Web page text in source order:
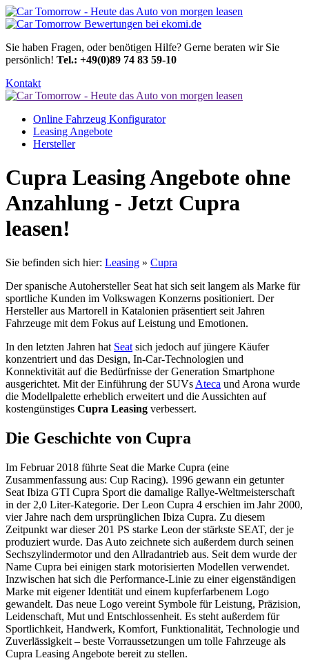
Sie haben Fragen, oder benötigen Hilfe? Gerne beraten wir Sie
persönlich! Tel.: +49(0)89 74 83 59-10
Kontakt
Online Fahrzeug Konfigurator
Leasing Angebote
Hersteller
Cupra Leasing Angebote ohne
Anzahlung - Jetzt Cupra
leasen!
Sie befinden sich hier: Leasing » Cupra
Der spanische Autohersteller Seat hat sich seit langem als Marke für
sportliche Kunden im Volkswagen Konzerns positioniert. Der
Hersteller aus Martorell in Katalonien präsentiert seit Jahren
Fahrzeuge mit dem Fokus auf Leistung und Emotionen.
In den letzten Jahren hat Seat sich jedoch auf jüngere Käufer
konzentriert und das Design, In-Car-Technologien und
Konnektivität auf die Bedürfnisse der Generation Smartphone
ausgerichtet. Mit der Einführung der SUVs Ateca und Arona wurde
die Modellpalette erheblich erweitert und die Aussichten auf
kostengünstiges Cupra Leasing verbessert.
Die Geschichte von Cupra
Im Februar 2018 führte Seat die Marke Cupra (eine
Zusammenfassung aus: Cup Racing). 1996 gewann ein getunter
Seat Ibiza GTI Cupra Sport die damalige Rallye-Weltmeisterschaft
in der 2,0 Liter-Kategorie. Der Leon Cupra 4 erschien im Jahr 2000,
vier Jahre nach dem ursprünglichen Ibiza Cupra. Zu diesem
Zeitpunkt war dieser 201 PS starke Leon der stärkste SEAT, der je
produziert wurde. Das Auto zeichnete sich außerdem durch seinen
Sechszylindermotor und den Allradantrieb aus. Seit dem wurde der
Name Cupra bei einigen stark motorisierten Modellen verwendet.
Inzwischen hat sich die Performance-Linie zu einer eigenständigen
Marke mit eigener Identität und einem kupferfarbenem Logo
gewandelt. Das neue Logo vereint Symbole für Leistung, Präzision,
Leidenschaft, Mut und Entschlossenheit. Es steht außerdem für
Sportlichkeit, Handwerk, Komfort, Funktionalität, Technologie und
Zuverlässigkeit – beste Vorraussetzungen um tolle Fahrzeuge als
Cupra Leasing Angebote bereit zu stellen.